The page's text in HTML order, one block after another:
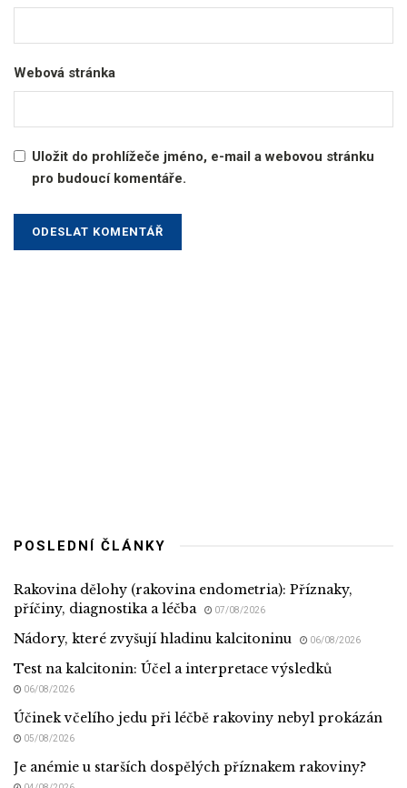
Webová stránka
Uložit do prohlížeče jméno, e-mail a webovou stránku
pro budoucí komentáře.
POSLEDNÍ ČLÁNKY
Rakovina dělohy (rakovina endometria): Příznaky,
příčiny, diagnostika a léčba
07/08/2026
Nádory, které zvyšují hladinu kalcitoninu 06/08/2026
Test na kalcitonin: Účel a interpretace výsledků
06/08/2026
Účinek včelího jedu při léčbě rakoviny nebyl prokázán
05/08/2026
Je anémie u starších dospělých příznakem rakoviny?